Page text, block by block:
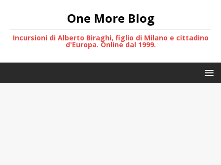
One More Blog
Incursioni di Alberto Biraghi, figlio di Milano e cittadino
d'Europa. Online dal 1999.